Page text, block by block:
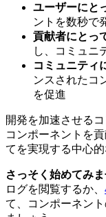
ユーザーにと
ントを数秒で
貢献者にとっ
し、コミュニ
コミュニティ
ンスされたコ
を促進
開発を加速させる
コンポーネントを貢
てを実現する中心的
さっそく始めてみ
ログを閲覧するか、
て、コンポーネン